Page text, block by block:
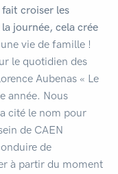
croiser les
journée, cela crée
vie de famille !
le quotidien des
Aubenas « Le
année. Nous
cité le nom pour
de CAEN
de
à partir du moment